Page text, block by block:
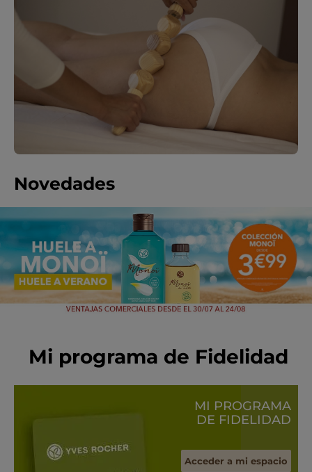
Novedades
Mi programa de Fidelidad
MI PROGRAMA
DE FIDELIDAD
Acceder a mi espacio